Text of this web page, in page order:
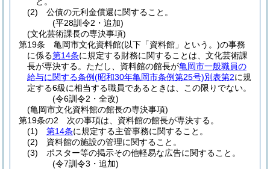
(2)
公債の元利金償還に関すること。
(平28訓令2・追加)
(文化芸術課長の専決事項)
第19条
亀岡市文化資料館(以下「資料館」という。)の事務
に係る第14条に規定する財務に関することは、文化芸術課
長が専決する。 ただし、資料館の館長が亀岡市一般職員の
給与に関する条例(昭和30年亀岡市条例第25号)別表第2に規
定する6級に相当する職員であるときは、この限りでない。
(令6訓令2・全改)
(亀岡市文化資料館の館長の専決事項)
第19条の2
次の事項は、資料館の館長が専決する。
(1)
第14条に規定する主管事務に関すること。
(2)
資料館の施設の管理に関すること。
(3)
ポスター等の掲示その他軽易な広告に関すること。
(令7訓令3・追加)